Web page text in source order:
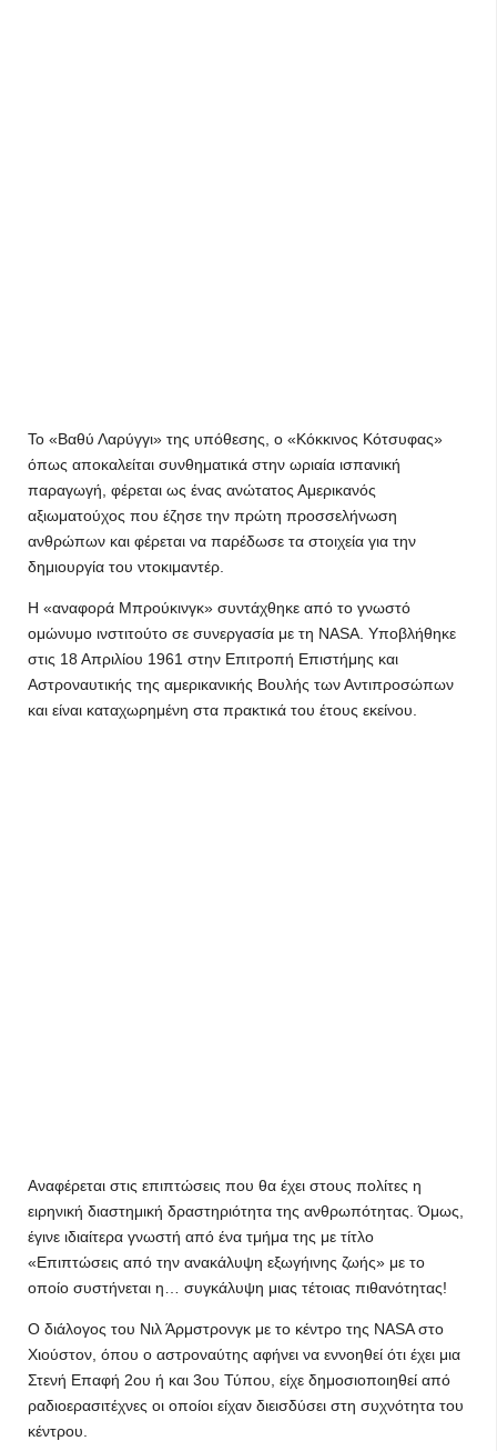
Το «Βαθύ Λαρύγγι» της υπόθεσης, ο «Κόκκινος Κότσυφας»
όπως αποκαλείται συνθηματικά στην ωριαία ισπανική
παραγωγή, φέρεται ως ένας ανώτατος Αμερικανός
αξιωματούχος που έζησε την πρώτη προσσελήνωση
ανθρώπων και φέρεται να παρέδωσε τα στοιχεία για την
δημιουργία του ντοκιμαντέρ.
Η «αναφορά Μπρούκινγκ» συντάχθηκε από το γνωστό
ομώνυμο ινστιτούτο σε συνεργασία με τη NASA. Υποβλήθηκε
στις 18 Απριλίου 1961 στην Επιτροπή Επιστήμης και
Αστροναυτικής της αμερικανικής Βουλής των Αντιπροσώπων
και είναι καταχωρημένη στα πρακτικά του έτους εκείνου.
Αναφέρεται στις επιπτώσεις που θα έχει στους πολίτες η
ειρηνική διαστημική δραστηριότητα της ανθρωπότητας. Όμως,
έγινε ιδιαίτερα γνωστή από ένα τμήμα της με τίτλο
«Επιπτώσεις από την ανακάλυψη εξωγήινης ζωής» με το
οποίο συστήνεται η… συγκάλυψη μιας τέτοιας πιθανότητας!
Ο διάλογος του Νιλ Άρμστρονγκ με το κέντρο της NASA στο
Χιούστον, όπου ο αστροναύτης αφήνει να εννοηθεί ότι έχει μια
Στενή Επαφή 2ου ή και 3ου Τύπου, είχε δημοσιοποιηθεί από
ραδιοερασιτέχνες οι οποίοι είχαν διεισδύσει στη συχνότητα του
κέντρου.